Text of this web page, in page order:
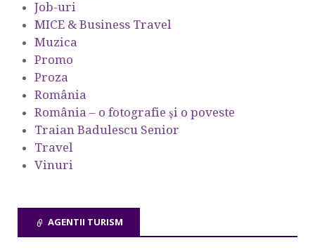
Job-uri
MICE & Business Travel
Muzica
Promo
Proza
România
România – o fotografie şi o poveste
Traian Badulescu Senior
Travel
Vinuri
AGENTII TURISM